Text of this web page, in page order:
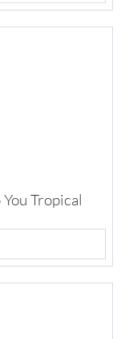
Tropical